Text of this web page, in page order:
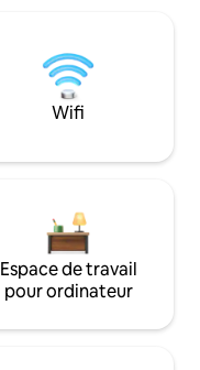
Wifi
Espace de travail
pour ordinateur